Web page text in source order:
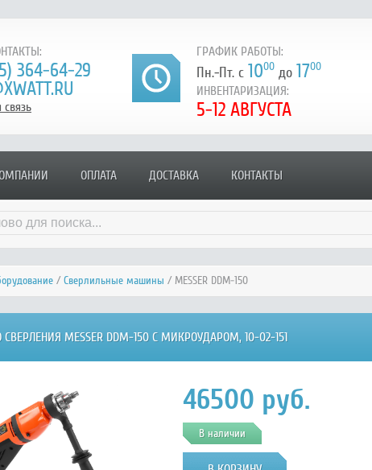
364-64-29
ГРАФИК РАБОТЫ:
Пн.-Пт. с 1000 до 1700
ИНВЕНТАРИЗАЦИЯ:
5-12 АВГУСТА
ОПЛАТА ДОСТАВКА КОНТАКТЫ
/ Сверлильные машины / MESSER DDM-150
MESSER DDM-150 С МИКРОУДАРОМ, 10-02-151
46500 руб.
В наличии